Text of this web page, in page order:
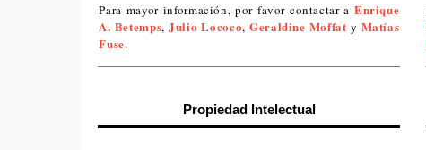
Para mayor información, por favor contactar a Enrique
A. Betemps,Julio Lococo, Geraldine Moffat y Matías
Fuse.
Propiedad Intelectual